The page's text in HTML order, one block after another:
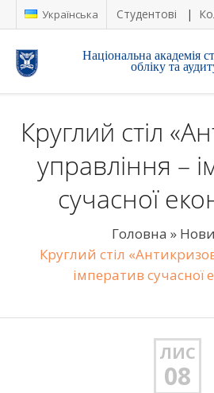
Українська Студентові
Національна академія
обліку та
Круглий стіл
управління –
сучасної
Головна »
Круглий стіл
імператив сучасної
ЛИС
08